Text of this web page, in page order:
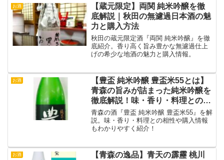
お酒
【蔵元限定】両関 純米吟醸を徹
底解説｜秋田の無濾過日本酒の魅
力と購入方法
秋田の蔵元限定酒『両関 純米吟醸』を徹
底紹介。香り高く旨み豊かな無濾過仕上
げの希少な地酒の魅力と購入情報。
お酒
【豊盃 純米吟醸 豊盃米55とは】
青森の旨みが詰まった純米吟醸を
徹底解説！味・香り・料理との相
性も紹介
青森の酒『豊盃 純米吟醸 豊盃米55』を解
説。味・香り・料理との相性や購入情報
もわかりやすく紹介！
お酒
【青森の逸品】青天の霹靂 桃川